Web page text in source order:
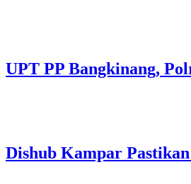
UPT PP Bangkinang,
Dishub Kampar